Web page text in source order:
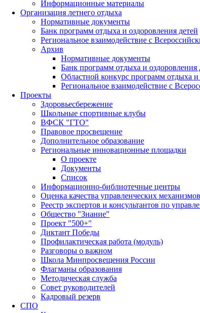
Информационные материалы
Организация летнего отдыха
Нормативные документы
Банк программ отдыха и оздоровления детей
Региональное взаимодействие с
Архив
Нормативные документы
Банк программ отдыха и оздоровления
Областной конкурс программ отдыха и
Региональное взаимодействие с
Проекты
Здоровьесбережение
Школьные спортивные клубы
ВФСК "ГТО"
Правовое просвещение
Дополнительное образование
Региональные инновационные площадки
О проекте
Документы
Список
Информационно-библиотечные центры
Оценка качества управленческих механизмов
Реестр экспертов и консультантов по
Общество "Знание"
Проект "500+"
Диктант Победы
Профилактическая работа (модуль)
Разговоры о важном
Школа Минпросвещения России
Флагманы образования
Методическая служба
Совет руководителей
Кадровый резерв
СПО